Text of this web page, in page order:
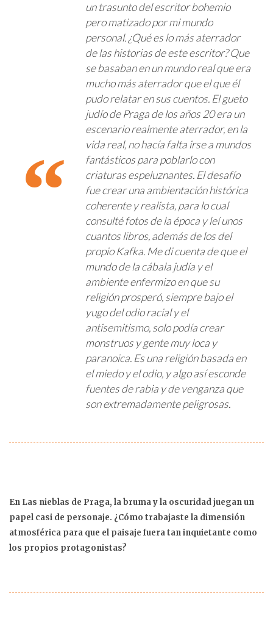
un trasunto del escritor bohemio
pero matizado por mi mundo
personal. ¿Qué es lo más aterrador
de las historias de este escritor? Que
se basaban en un mundo real que era
mucho más aterrador que el que él
pudo relatar en sus cuentos. El gueto
judío de Praga de los años 20 era un
escenario realmente aterrador, en la
vida real, no hacía falta irse a mundos
fantásticos para poblarlo con
criaturas espeluznantes. El desafío
fue crear una ambientación histórica
coherente y realista, para lo cual
consulté fotos de la época y leí unos
cuantos libros, además de los del
propio Kafka. Me di cuenta de que el
mundo de la cábala judía y el
ambiente enfermizo en que su
religión prosperó, siempre bajo el
yugo del odio racial y el
antisemitismo, solo podía crear
monstruos y gente muy loca y
paranoica. Es una religión basada en
el miedo y el odio, y algo así esconde
fuentes de rabia y de venganza que
son extremadamente peligrosas.
En Las nieblas de Praga, la bruma y la oscuridad juegan un
papel casi de personaje. ¿Cómo trabajaste la dimensión
atmosférica para que el paisaje fuera tan inquietante como
los propios protagonistas?